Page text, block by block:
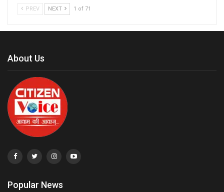
PREV NEXT 1 of 71
About Us
Popular News